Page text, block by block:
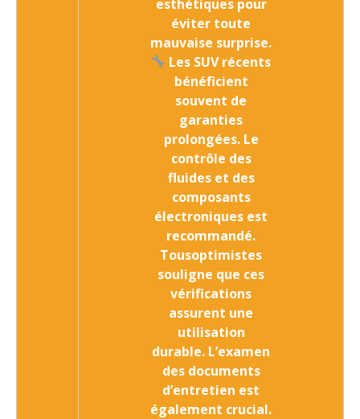
esthétiquespour
éviter toute
mauvaise surprise.
Les SUV récents
bénéficient
souvent de
garanties
prolongées. Le
contrôle des
fluides et des
composants
électroniques est
recommandé.
Tousoptimistes
souligne que ces
vérifications
assurent une
utilisation
durable. L’examen
des documents
d’entretien est
également crucial.